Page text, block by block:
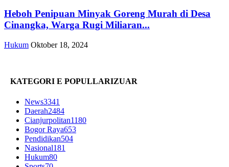
Heboh Penipuan Minyak Goreng Murah di Desa
Cinangka, Warga Rugi Miliaran...
Hukum Oktober 18, 2024
KATEGORI E POPULLARIZUAR
News3341
Daerah2484
Cianjurpolitan1180
Bogor Raya653
Pendidikan504
Nasional181
Hukum80